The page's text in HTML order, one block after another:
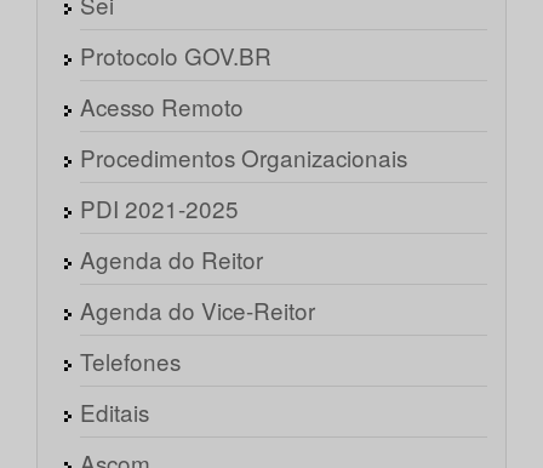
Protocolo GOV.BR
Acesso Remoto
Procedimentos Organizacionais
PDI 2021-2025
Agenda do Reitor
Agenda do Vice-Reitor
Telefones
Editais